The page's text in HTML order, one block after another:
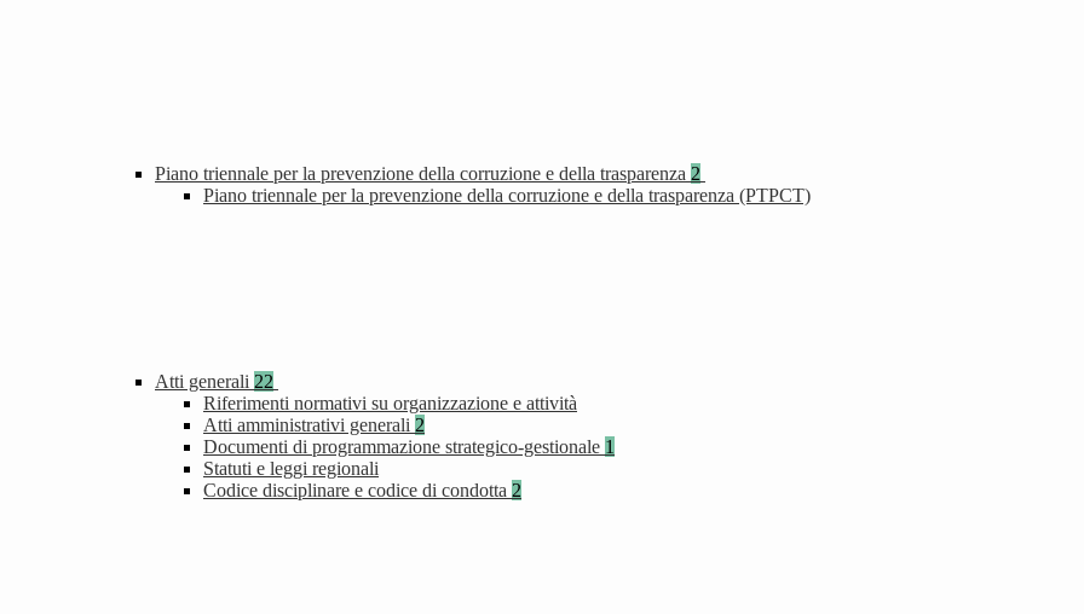
Piano triennale per la prevenzione della corruzione e della trasparenza 2
Piano triennale per la prevenzione della corruzione e della trasparenza (PTPCT)
Atti generali 22
Riferimenti normativi su organizzazione e attività
Atti amministrativi generali 2
Documenti di programmazione strategico-gestionale 1
Statuti e leggi regionali
Codice disciplinare e codice di condotta 2